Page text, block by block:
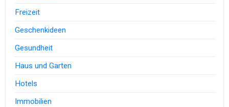
Freizeit
Geschenkideen
Gesundheit
Haus und Garten
Hotels
Immobilien